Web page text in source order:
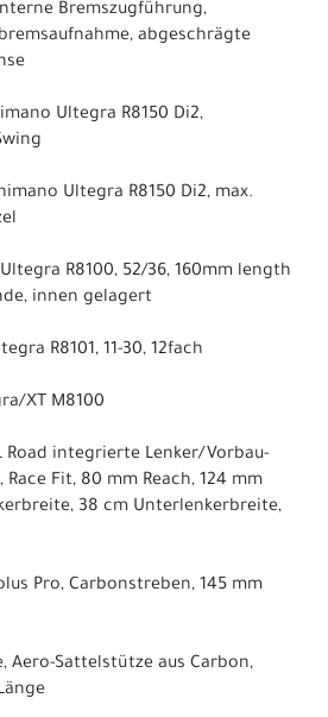
Bremszugführung,
abgeschrägte
Ultegra R8150 Di2,
Ultegra R8150 Di2, max.
R8100, 52/36, 160mm length
innen gelagert
R8101, 11-30, 12fach
XT M8100
Road integrierte Lenker/Vorbau-
Race Fit, 80 mm Reach, 124 mm
38 cm Unterlenkerbreite,
Pro, Carbonstreben, 145 mm
Aero-Sattelstütze aus Carbon,